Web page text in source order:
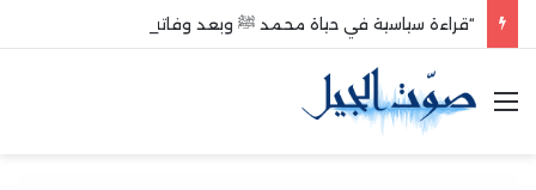
“قراءة سياسية في حياة محمد ﷺ وبعد وفاته”
القائمة